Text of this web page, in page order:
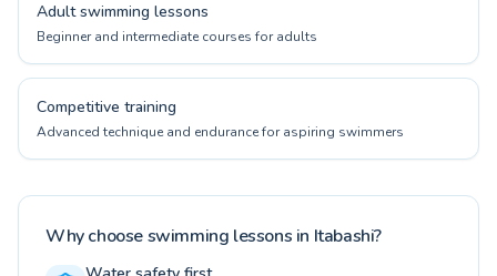
Adult swimming lessons
Beginner and intermediate courses for adults
Competitive training
Advanced technique and endurance for aspiring swimmers
Why choose swimming lessons in Itabashi?